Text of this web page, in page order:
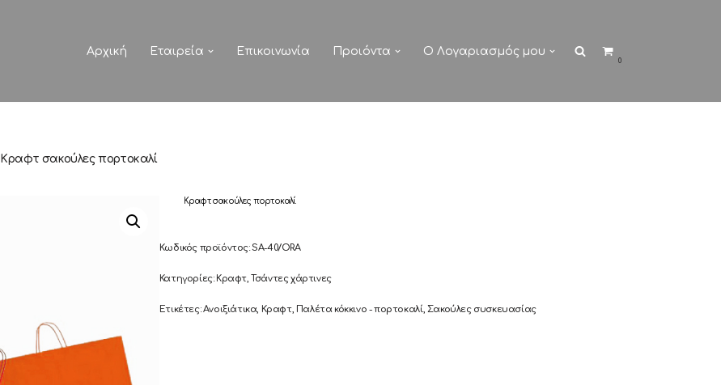
Αρχική Εταιρεία Επικοινωνία Προιόντα Ο Λογαριασμός μου
0
Κραφτ σακούλες πορτοκαλί
Κραφτ σακούλες πορτοκαλί
Κωδικός προϊόντος:SA-40/ORA
Κατηγορίες:Κραφτ,Τσάντες χάρτινες
Ετικέτες:Ανοιξιάτικα, Κραφτ, Παλέτα κόκκινο - πορτοκαλί, Σακούλες συσκευασίας